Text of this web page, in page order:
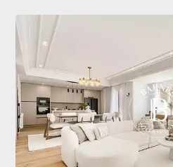
generación, zona de
hammam y sauna.
El exterior es uno de los
propiedad. El jardín, con
vegetación consolidada, crea
transmite calma y privacidad.
exterior, equipada con